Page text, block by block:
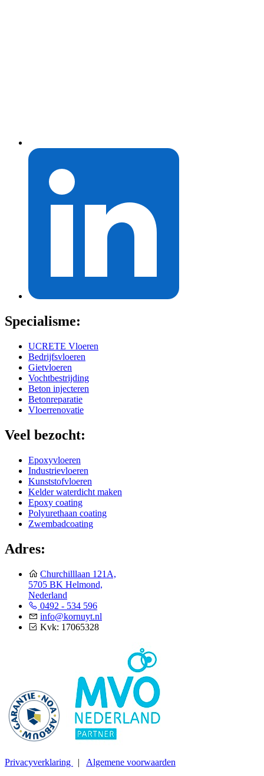
Specialisme:
UCRETE Vloeren
Bedrijfsvloeren
Gietvloeren
Vochtbestrijding
Beton injecteren
Betonreparatie
Vloerrenovatie
Veel bezocht:
Epoxyvloeren
Industrievloeren
Kunststofvloeren
Kelder waterdicht maken
Epoxy coating
Polyurethaan coating
Zwembadcoating
Adres:
Churchilllaan 121A,
5705 BK Helmond,
Nederland
0492 - 534 596
info@kornuyt.nl
Kvk: 17065328
Privacyverklaring | Algemene voorwaarden